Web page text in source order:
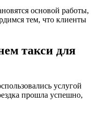
основой работы,
тем, что клиенты
такси для
услугой
прошла успешно,